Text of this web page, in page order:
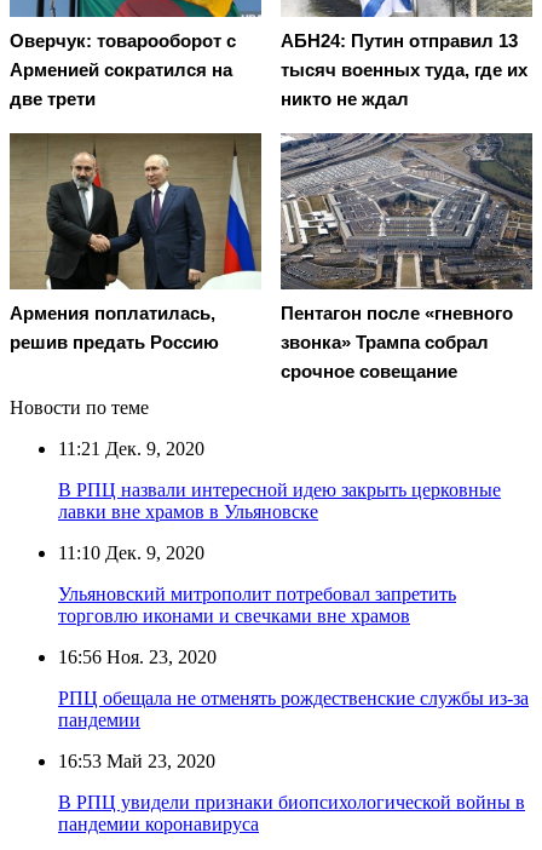
Оверчук: товарооборот с
Арменией сократился на
две трети
АБН24: Путин отправил 13
тысяч военных туда, где их
никто не ждал
Армения поплатилась,
решив предать Россию
Пентагон после «гневного
звонка» Трампа собрал
срочное совещание
Новости по теме
11:21 Дек. 9, 2020
В РПЦ назвали интересной идею закрыть церковные
лавки вне храмов в Ульяновске
11:10 Дек. 9, 2020
Ульяновский митрополит потребовал запретить
торговлю иконами и свечками вне храмов
16:56 Ноя. 23, 2020
РПЦ обещала не отменять рождественские службы из-за
пандемии
16:53 Май 23, 2020
В РПЦ увидели признаки биопсихологической войны в
пандемии коронавируса